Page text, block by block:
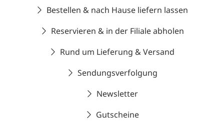
Bestellen & nach Hause liefern lassen
Reservieren & in der Filiale abholen
Rund um Lieferung & Versand
Sendungsverfolgung
Newsletter
Gutscheine